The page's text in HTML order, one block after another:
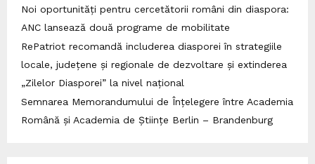
Noi oportunități pentru cercetătorii români din diaspora:
ANC lansează două programe de mobilitate
RePatriot recomandă includerea diasporei în strategiile
locale, județene și regionale de dezvoltare și extinderea
„Zilelor Diasporei” la nivel național
Semnarea Memorandumului de Înțelegere între Academia
Română și Academia de Științe Berlin – Brandenburg